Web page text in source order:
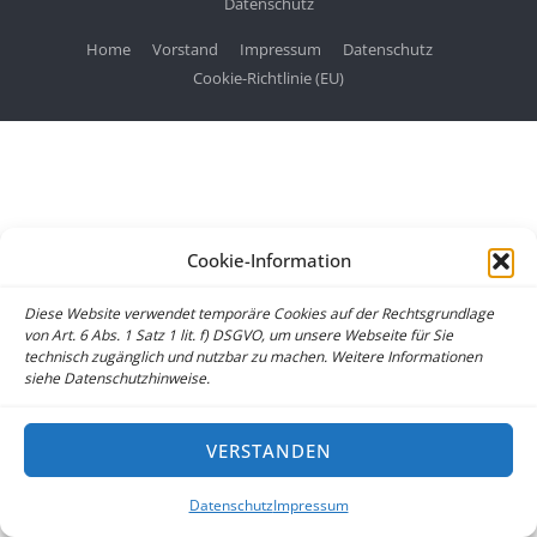
Cookie-Information
Diese Website verwendet temporäre Cookies auf der Rechtsgrundlage
von Art. 6 Abs. 1 Satz 1 lit. f) DSGVO, um unsere Webseite für Sie
technisch zugänglich und nutzbar zu machen. Weitere Informationen
siehe Datenschutzhinweise.
VERSTANDEN
DatenschutzImpressum
Home Vorstand Impressum
Datenschutz
Cookie-Richtlinie (EU)